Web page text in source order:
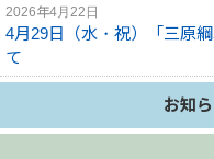
2026年4月22日
4月29日（水・祝）「三原
て
お知